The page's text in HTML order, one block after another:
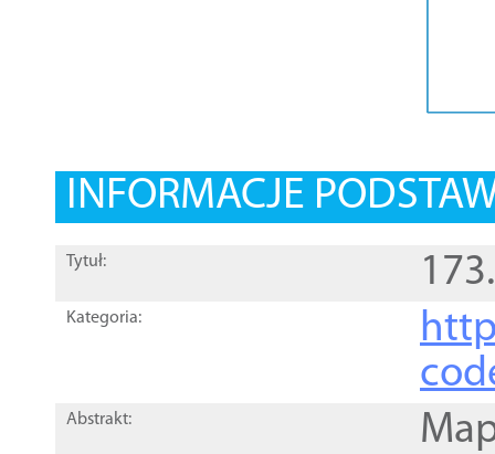
INFORMACJE
Tytuł:
Kategoria:
Abstrakt: